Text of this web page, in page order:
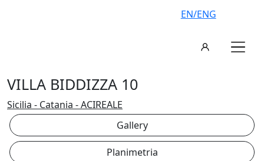
EN/ENG
VILLA BIDDIZZA 10
Sicilia - Catania - ACIREALE
Gallery
Planimetria